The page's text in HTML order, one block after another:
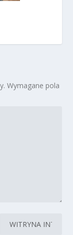
Wymagane pola